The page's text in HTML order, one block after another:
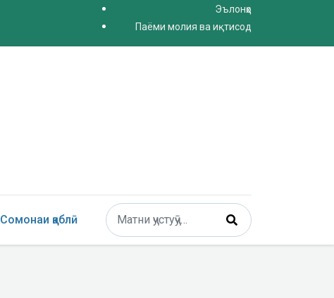
Эълонҳо
Паёми молия ва иқтисод
Сомонаи қаблӣ
Поиск
Type 2 or more characters for results.